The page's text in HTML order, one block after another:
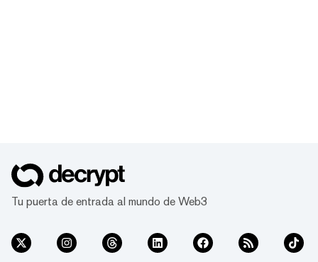
Tu puerta de entrada al mundo de Web3